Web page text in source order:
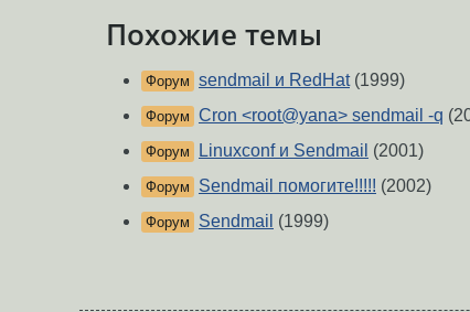
Похожие темы
Форум sendmail и RedHat(1999)
Форум Cron <root@yana> sendmail -q
Форум Linuxconf и Sendmail (2001)
Форум Sendmail помогите!!!!! (2002)
Форум Sendmail (1999)